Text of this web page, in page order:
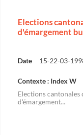
Elections
d'émargement
Date 15-22-03-
Contexte : Index W
Elections cantonales
d'émargement...